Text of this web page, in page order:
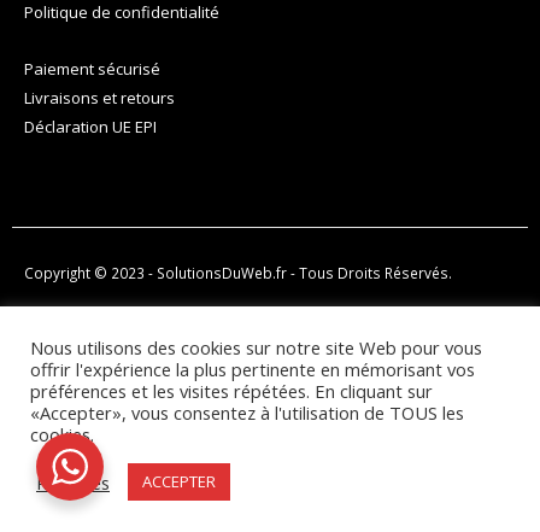
Politique de confidentialité
Paiement sécurisé
Livraisons et retours
Déclaration UE EPI
Copyright © 2023 - SolutionsDuWeb.fr- Tous Droits Réservés.
Nous utilisons des cookies sur notre site Web pour vous
offrir l'expérience la plus pertinente en mémorisant vos
préférences et les visites répétées. En cliquant sur
«Accepter», vous consentez à l'utilisation de TOUS les
cookies.
Réglages
ACCEPTER